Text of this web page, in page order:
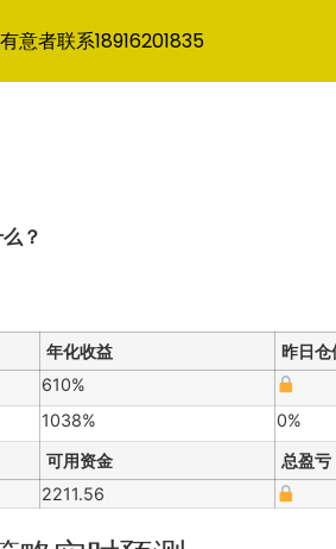
？
年化收益 昨日仓
610%
1038%
0%
可用资金
总盈亏
2211.56
意者联系18916201835